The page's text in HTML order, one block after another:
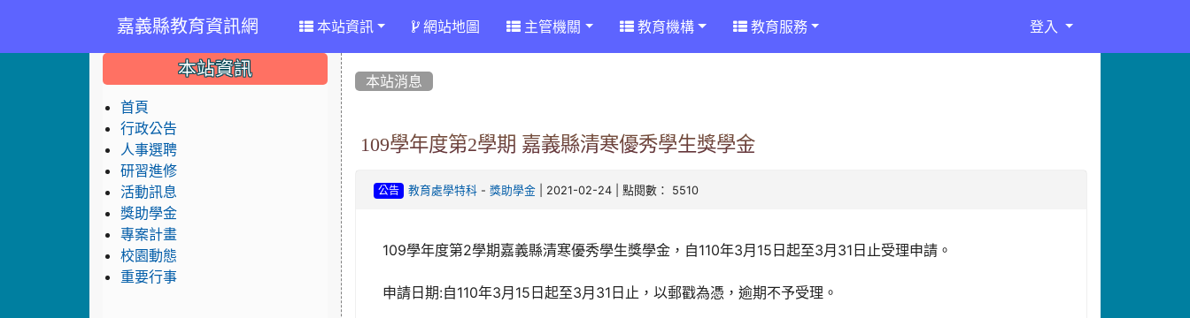
嘉義縣教育資訊網 本站資訊 網站地圖 主管機關 教育機構 教育服務 登入
本站消息
109學年度第2學期 嘉義縣清寒優秀學生獎學金
公告 教育處學特科 - 獎助學金 | 2021-02-24 | 點閱數： 5510
109學年度第2學期嘉義縣清寒優秀學生獎學金，自110年3月15日起至3月31日止受理申請。
申請日期:自110年3月15日起至3月31日止，以郵戳為憑，逾期不予受理。
::: 本站資訊
首頁
行政公告
人事選聘
研習進修
活動訊息
獎助學金
專案計畫
校園動態
重要行事